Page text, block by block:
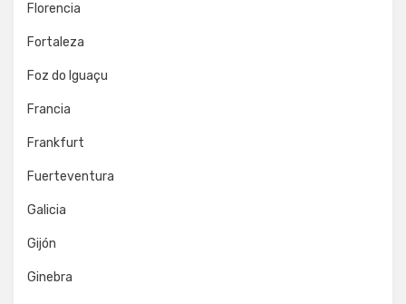
Florencia
Fortaleza
Foz do Iguaçu
Francia
Frankfurt
Fuerteventura
Galicia
Gijón
Ginebra